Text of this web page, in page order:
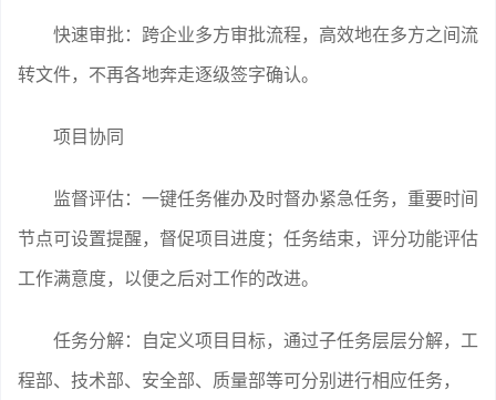
快速审批：跨企业多方审批流程，高效地在多方之间流
转文件，不再各地奔走逐级签字确认。
项目协同
监督评估：一键任务催办及时督办紧急任务，重要时间
节点可设置提醒，督促项目进度；任务结束，评分功能评估
工作满意度，以便之后对工作的改进。
任务分解：自定义项目目标，通过子任务层层分解，工
程部、技术部、安全部、质量部等可分别进行相应任务，